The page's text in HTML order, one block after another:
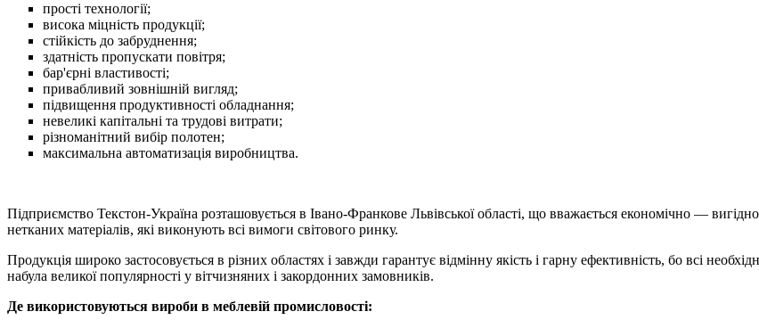
прості технології;
висока міцність продукції;
стійкість до забруднення;
здатність пропускати повітря;
бар'єрні властивості;
привабливий зовнішній вигляд;
підвищення продуктивності обладнання;
невеликі капітальні та трудові витрати;
різноманітний вибір полотен;
максимальна автоматизація виробництва.
Підприємство Текстон-Україна розташовується в Івано-Франкове Львівської області, що вважається економічно —
нетканих матеріалів, які виконують всі вимоги світового ринку.
Продукція широко застосовується в різних областях і завжди гарантує відмінну якість і гарну ефективність, бо всі
набула великої популярності у вітчизняних і закордонних замовників.
Де використовуються вироби в меблевій промисловості: